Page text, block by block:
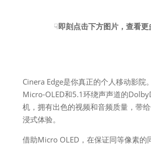
☟即刻点击下方图片，查看更
Cinera Edge是你真正的个人移动影院
Micro-OLED和5.1环绕声声道的
机，拥有出色的视频和音频质量，带
浸式体验。
借助Micro OLED，在保证同等像素的